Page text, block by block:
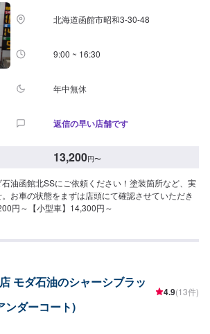
北海道函館市昭和3-30-48
9:00 ~ 16:30
年中無休
返信の早い店舗です
13,200円〜
油函館北SSにご依頼ください！塗装箇所など、実
お車の状態をまずは店頭にて確認させていただき
円～【小型車】14,300円～
モダ石油のシャーシブラッ
ンダーコート)
4.9(13件)